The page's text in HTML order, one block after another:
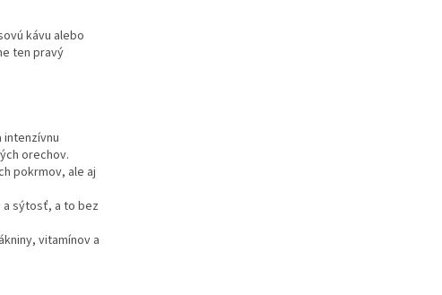
kávu alebo
ten pravý
intenzívnu
orechov.
pokrmov, ale aj
a sýtosť, a to bez
vitamínov a